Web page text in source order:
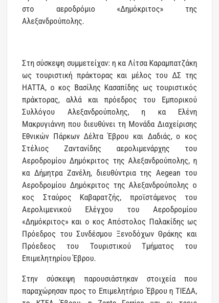
στο αεροδρόμιο «Δημόκριτος» της
Αλεξανδρούπολης.
Στη σύσκεψη συμμετείχαν: η κα Λίτσα Καραμπατζάκη
ως τουριστική πράκτορας και μέλος του ΔΣ της
HATTA, ο κος Βασίλης Κασαπίδης ως τουριστικός
πράκτορας, αλλά και πρόεδρος του Εμπορικού
Συλλόγου Αλεξανδρούπολης, η κα Ελένη
Μακρυγιάννη που διευθύνει τη Μονάδα Διαχείρισης
Εθνικών Πάρκων Δέλτα Έβρου και Δαδιάς, ο κος
Στέλιος Ζαντανίδης αερολιμενάρχης του
Αεροδρομίου Δημόκριτος της Αλεξανδρούπολης, η
κα Δήμητρα Ζανέλη, διευθύντρια της Aegean του
Αεροδρομίου Δημόκριτος της Αλεξανδρούπολης ο
κος Σταύρος Καβαρατζής, προϊστάμενος του
Αερολιμενικού Ελέγχου του Αεροδρομίου
«Δημόκριτος» και ο κος Απόστολος Παλακίδης ως
Πρόεδρος του Συνδέσμου Ξενοδόχων Θράκης και
Πρόεδεος του Τουριστικού Τμήματος του
Επιμελητηρίου Έβρου.
Στην σύσκεψη παρουσιάστηκαν στοιχεία που
παραχώρησαν προς το Επιμελητήριο Έβρου η ΤΙΕΔΑ,